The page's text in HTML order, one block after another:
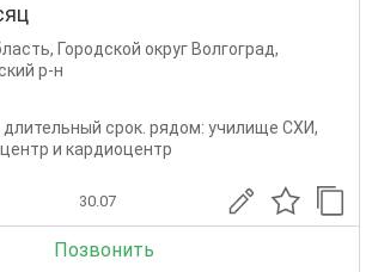
, Городской округ Волгоград,
р-н
длительный срок. рядом: училище СХИ,
и кардиоцентр
30.07
Позвонить